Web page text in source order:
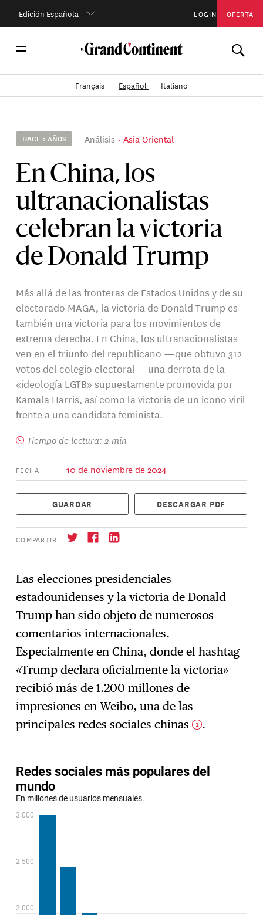
Edición Española LOGIN OFERTA
Français Español Italiano
HACE 2 AÑOS Análisis Asia Oriental
En China, los
ultranacionalistas
celebran la victoria
de Donald Trump
Más allá de las fronteras de Estados Unidos y de su
electorado MAGA, la victoria de Donald Trump es
también una victoria para los movimientos de
extrema derecha. En China, los ultranacionalistas
ven en el triunfo del republicano —que obtuvo 312
votos del colegio electoral— una derrota de la
«ideología LGTB» supuestamente promovida por
Kamala Harris, así como la victoria de un icono viril
frente a una candidata feminista.
Tiempo de lectura: 2 min
FECHA 10 de noviembre de 2024
GUARDAR DESCARGAR PDF
COMPARTIR
→ Suscríbase
Las elecciones presidenciales
estadounidenses y la victoria de Donald
Trump han sido objeto de numerosos
comentarios internacionales.
Especialmente en China, donde el hashtag
«Trump declara oficialmente la victoria»
recibió más de 1.200 millones de
impresiones en Weibo, una de las
principales redes sociales chinas 1 .